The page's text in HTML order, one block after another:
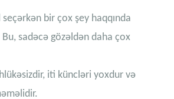
seçərkən bir çox şey haqqında
Bu, sadəcə gözəldən daha çox
iti küncləri yoxdur və